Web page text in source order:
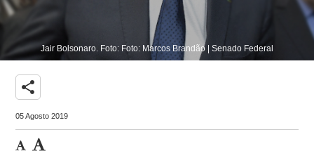
Jair Bolsonaro. Foto: Foto: Marcos Brandão | Senado Federal
share
05 Agosto 2019